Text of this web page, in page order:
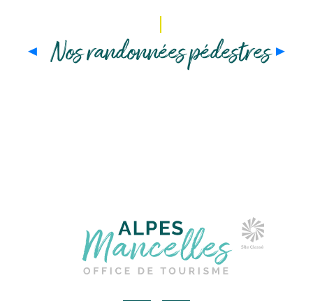
Nos randonnées pédestres